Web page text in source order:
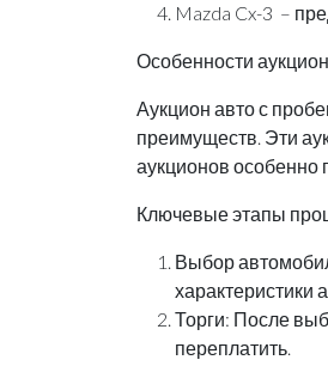
Mazda Cx-3 –
Особенности
Аукцион авто с
преимуществ. Эти
аукционов особенно
Ключевые этапы
Выбор
характеристики
Торги: После
переплатить.